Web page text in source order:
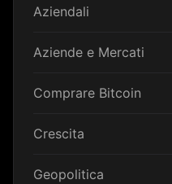
Aziendali
Aziende e Mercati
Comprare Bitcoin
Crescita
Geopolitica